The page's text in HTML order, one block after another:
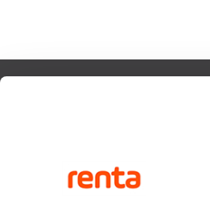
Renta A/S
Valseholmen 14